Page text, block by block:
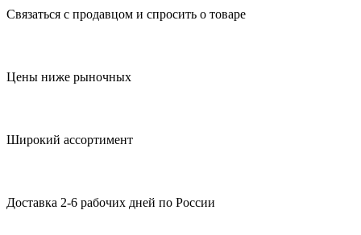
Связаться с продавцом и спросить о товаре
Цены ниже рыночных
Широкий ассортимент
Доставка 2-6 рабочих дней по России